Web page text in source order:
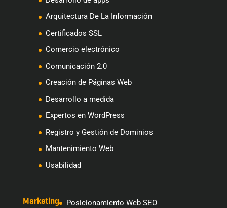
Arquitectura De La Información
Certificados SSL
Comercio electrónico
Comunicación 2.0
Creación de Páginas Web
Desarrollo a medida
Expertos en WordPress
Registro y Gestión de Dominios
Mantenimiento Web
Usabilidad
Marketing
Posicionamiento Web SEO